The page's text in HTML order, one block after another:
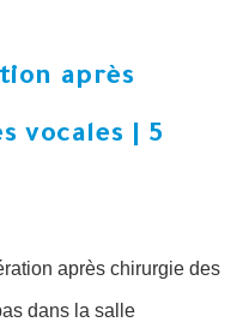
après
vocales | 5
après chirurgie des
dans la salle